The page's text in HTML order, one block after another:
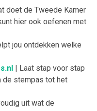
doet de Tweede Kamer
hier ook oefenen met
jou ontdekken welke
| Laat stap voor stap
de stempas tot het
uit wat de